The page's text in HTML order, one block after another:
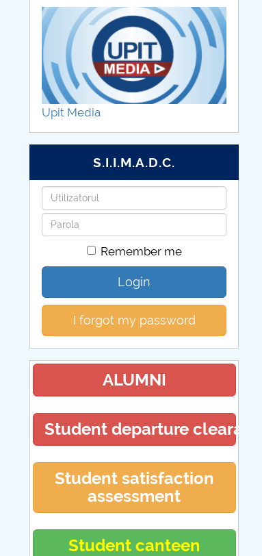
Upit Media
S.I.I.M.A.D.C.
Username
Password
Remember me
Login
I forgot my password
ALUMNI
Student departure
Student satisfaction
assessment
Student canteen